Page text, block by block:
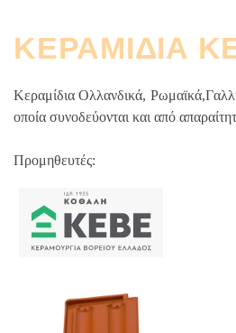
ΚΕΡΑΜΙΔΙΑ
Κεραμίδια Ολλανδικά,
οποία συνοδεύονται και από
Προμηθευτές: